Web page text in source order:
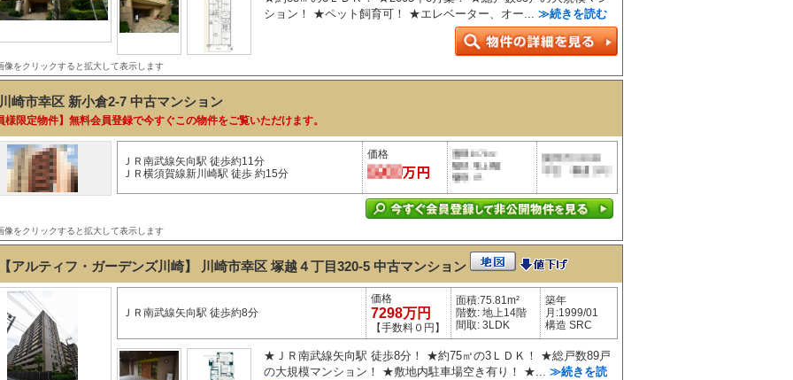
ション！ ★ペット飼育可！ ★エレベーター、オー... ≫続きを読む
をクリックすると拡大して表示します
崎市幸区 新小倉2-7 中古マンション
様限定物件】無料会員登録で今すぐこの物件をご覧いただけます。
ＪＲ南武線矢向駅 徒歩約11分
ＪＲ横須賀線新川崎駅 徒歩 約15分
価格
をクリックすると拡大して表示します
アルティフ・ガーデンズ川崎】 川崎市幸区 塚越４丁目320-5 中古マンション
ＪＲ南武線矢向駅 徒歩約8分
価格
7298万円
【手数料０円】
面積:75.81m²
階数: 地上14階
間取: 3LDK
築年
月:1999/01
構造 SRC
★ＪＲ南武線矢向駅 徒歩8分！ ★約75㎡の3ＬＤＫ！ ★総戸数89戸
の大規模マンション！ ★敷地内駐車場空き有り！ ★... ≫続きを読